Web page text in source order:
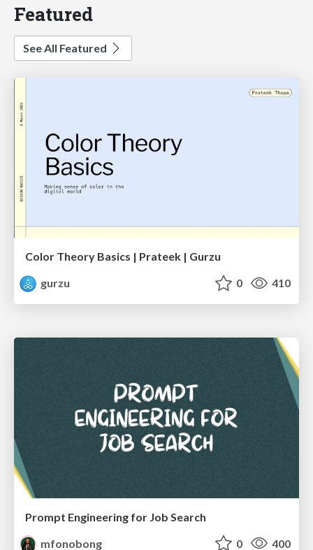
Featured
See All Featured
Color Theory Basics | Prateek | Gurzu
gurzu
0 410
Prompt Engineering for Job Search
mfonobong
0 400